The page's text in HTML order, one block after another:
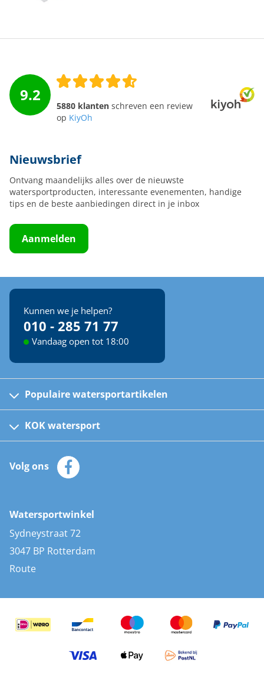
9.2
5880 klanten schreven een review
op KiyOh
Nieuwsbrief
Ontvang maandelijks alles over de nieuwste
watersportproducten, interessante evenementen, handige
tips en de beste aanbiedingen direct in je inbox
Aanmelden
Kunnen we je helpen?
010 - 285 71 77
Vandaag open tot 18:00
Populaire watersportartikelen
Kinder reddingsvesten
Automatische reddingsvesten
Zeilkleding
Zonnepanelen
AIS transponders
Stootwillen en fenders
Bootkussens
Zwemtrappen
KOK watersport
Klantenservice
Merken
Volg ons
Watersportwinkel
Sydneystraat 72
3047 BP Rotterdam
Route